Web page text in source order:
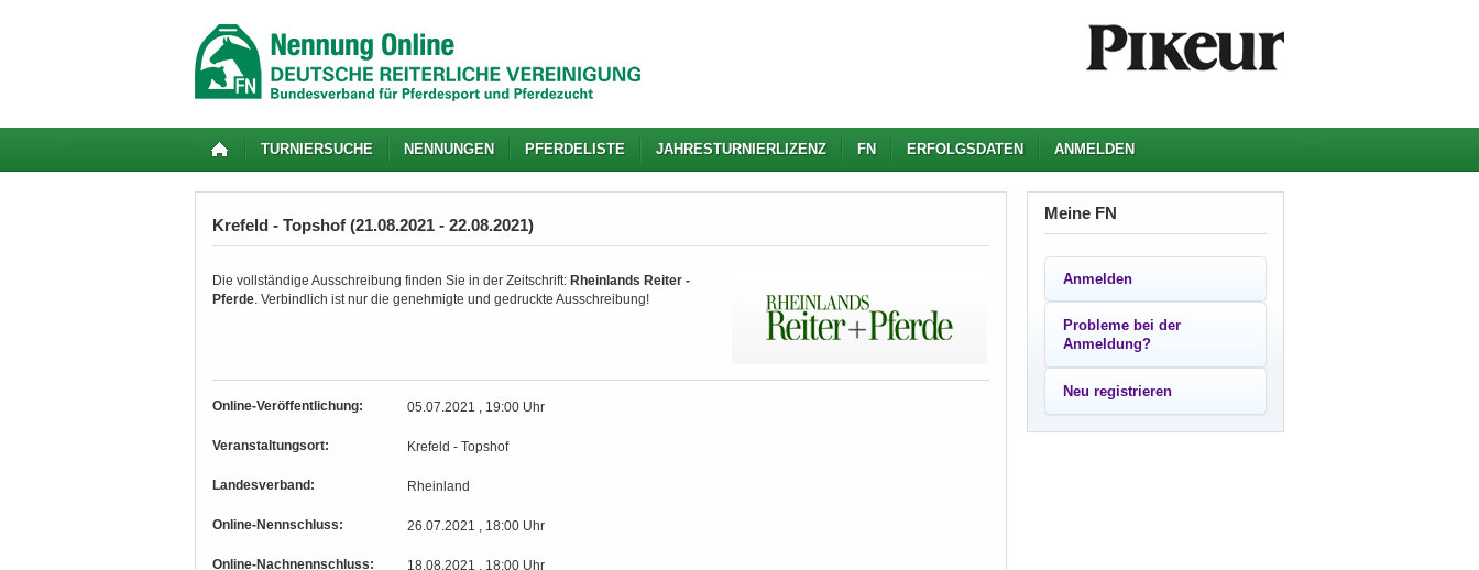
TURNIERSUCHE NENNUNGEN PFERDELISTE JAHRESTURNIERLIZENZ FN ERFOLGSDATEN ANMELDEN
Krefeld - Topshof (21.08.2021 - 22.08.2021)
Die vollständige Ausschreibung finden Sie in der Zeitschrift: Rheinlands Reiter -
Pferde. Verbindlich ist nur die genehmigte und gedruckte Ausschreibung!
Online-Veröffentlichung: 05.07.2021 , 19:00 Uhr
Veranstaltungsort: Krefeld - Topshof
Landesverband: Rheinland
Online-Nennschluss: 26.07.2021 , 18:00 Uhr
Online-Nachnennschluss: 18.08.2021 , 18:00 Uhr
Meine FN
Anmelden
Probleme bei der
Anmeldung?
Neu registrieren